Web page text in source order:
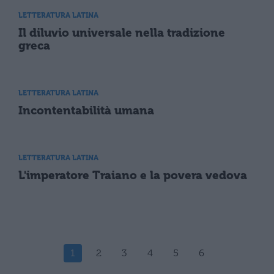
LETTERATURA LATINA
Il diluvio universale nella tradizione
greca
LETTERATURA LATINA
Incontentabilità umana
LETTERATURA LATINA
L'imperatore Traiano e la povera vedova
1 2 3 4 5 6